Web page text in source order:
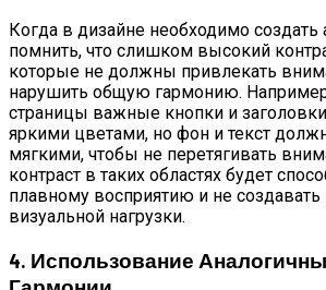
Когда в дизайне необходимо создать
помнить, что слишком высокий
которые не должны привлекать
нарушить общую гармонию.
страницы важные кнопки и
яркими цветами, но фон и текст
мягкими, чтобы не перетягивать
контраст в таких областях будет
плавному восприятию и не
визуальной нагрузки.
4. Использование